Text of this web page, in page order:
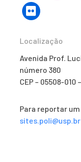
Localização
Avenida Prof.
número 380
CEP – 05508-010
Para reportar
sites.poli@usp.br